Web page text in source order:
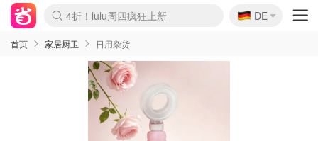
Boticinal 夏促开抢！
4折！lulu周四疯狂上新
还没结束！&OtherStories大促
Joybuy变相75折 随时失效
速领！Stanley独家85折
疑似霸哥！Camper额外叠85折
Zalando 奥莱闪促！每日更新
Moncler反季囤！5折起+叠9折
Coach Brooklyn仅€192
🇩🇪
DE
首页 家居厨卫 日用杂货